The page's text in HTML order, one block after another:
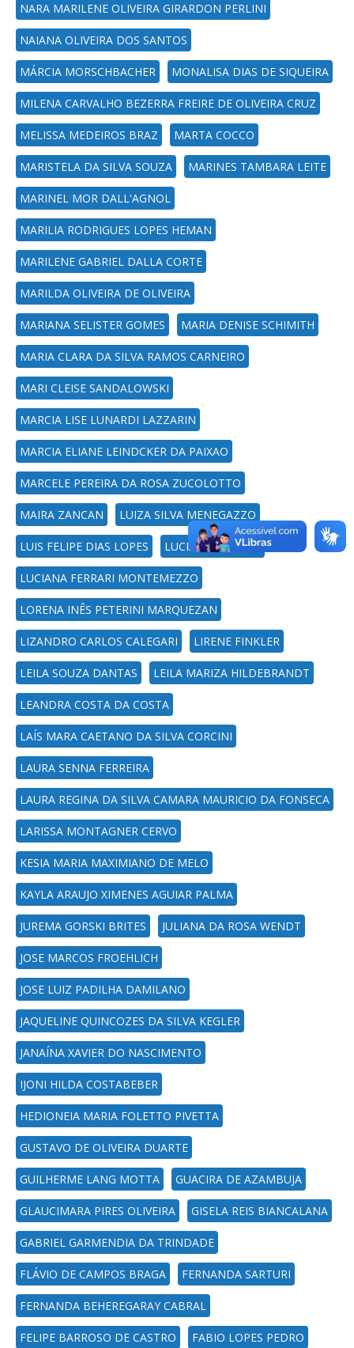
NARA MARILENE OLIVEIRA GIRARDON PERLINI
NAIANA OLIVEIRA DOS SANTOS
MÁRCIA MORSCHBACHER MONALISA DIAS DE SIQUEIRA
MILENA CARVALHO BEZERRA FREIRE DE OLIVEIRA CRUZ
MELISSA MEDEIROS BRAZ MARTA COCCO
MARISTELA DA SILVA SOUZA MARINES TAMBARA LEITE
MARINEL MOR DALL'AGNOL
MARILIA RODRIGUES LOPES HEMAN
MARILENE GABRIEL DALLA CORTE
MARILDA OLIVEIRA DE OLIVEIRA
MARIANA SELISTER GOMES MARIA DENISE SCHIMITH
MARIA CLARA DA SILVA RAMOS CARNEIRO
MARI CLEISE SANDALOWSKI
MARCIA LISE LUNARDI LAZZARIN
MARCIA ELIANE LEINDCKER DA PAIXAO
MARCELE PEREIRA DA ROSA ZUCOLOTTO
MAIRA ZANCAN LUIZA SILVA MENEGAZZO
LUIS FELIPE DIAS LOPES LUCIANA RICHTER
LUCIANA FERRARI MONTEMEZZO
LORENA INÊS PETERINI MARQUEZAN
LIZANDRO CARLOS CALEGARI LIRENE FINKLER
LEILA SOUZA DANTAS LEILA MARIZA HILDEBRANDT
LEANDRA COSTA DA COSTA
LAÍS MARA CAETANO DA SILVA CORCINI
LAURA SENNA FERREIRA
LAURA REGINA DA SILVA CAMARA MAURICIO DA FONSECA
LARISSA MONTAGNER CERVO
KESIA MARIA MAXIMIANO DE MELO
KAYLA ARAUJO XIMENES AGUIAR PALMA
JUREMA GORSKI BRITES JULIANA DA ROSA WENDT
JOSE MARCOS FROEHLICH
JOSE LUIZ PADILHA DAMILANO
JAQUELINE QUINCOZES DA SILVA KEGLER
JANAÍNA XAVIER DO NASCIMENTO
IJONI HILDA COSTABEBER
HEDIONEIA MARIA FOLETTO PIVETTA
GUSTAVO DE OLIVEIRA DUARTE
GUILHERME LANG MOTTA GUACIRA DE AZAMBUJA
GLAUCIMARA PIRES OLIVEIRA GISELA REIS BIANCALANA
GABRIEL GARMENDIA DA TRINDADE
FLÁVIO DE CAMPOS BRAGA FERNANDA SARTURI
FERNANDA BEHEREGARAY CABRAL
FELIPE BARROSO DE CASTRO FABIO LOPES PEDRO